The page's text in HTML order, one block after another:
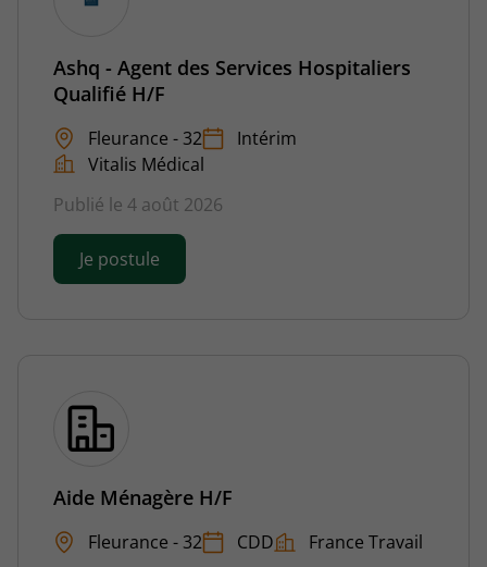
Ashq - Agent des Services Hospitaliers
Qualifié H/F
Fleurance - 32
Intérim
Vitalis Médical
Publié le 4 août 2026
Je postule
Aide Ménagère H/F
Fleurance - 32 CDD
France Travail